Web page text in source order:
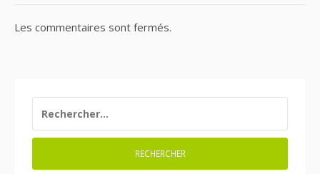
Les commentaires sont fermés.